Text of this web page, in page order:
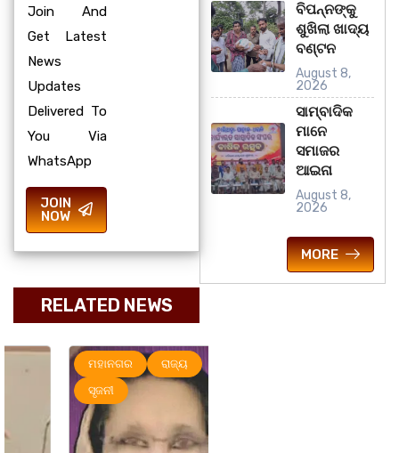
Join And
Get Latest
News
Updates
Delivered To
You Via
WhatsApp
JOIN
NOW
RELATED NEWS
ମହାନଗର
ରାଜ୍ୟ
ବିପନ୍ନଙ୍କୁ
ଶୁଖିଲା ଖାଦ୍ୟ
ବଣ୍ଟନ
August 8,
2026
ସାମ୍ବାଦିକ
ମାନେ
ସମାଜର
ଆଇନା
August 8,
2026
MORE